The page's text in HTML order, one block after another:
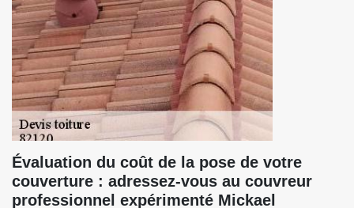
Évaluation du coût de la pose de votre
couverture : adressez-vous au couvreur
professionnel expérimenté Mickael